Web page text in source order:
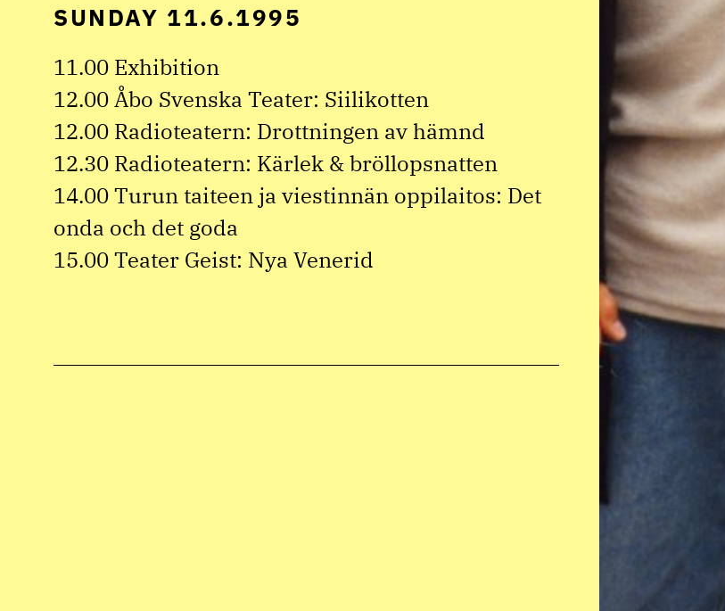
SUNDAY 11.6.1995
11.00 Exhibition
12.00 Åbo Svenska Teater: Siilikotten
12.00 Radioteatern: Drottningen av hämnd
12.30 Radioteatern: Kärlek & bröllopsnatten
14.00 Turun taiteen ja viestinnän oppilaitos: Det
onda och det goda
15.00 Teater Geist: Nya Venerid